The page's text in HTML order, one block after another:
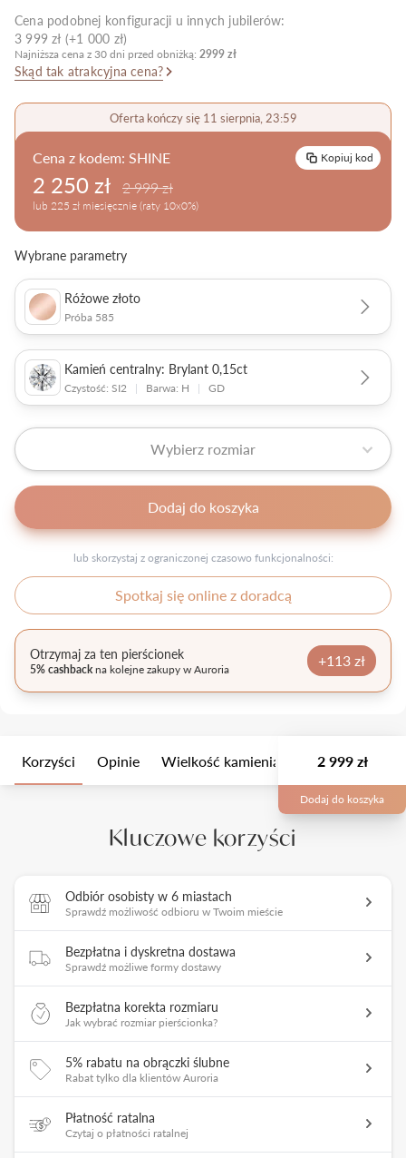
Pielęgnacja biżuterii
Cena podobnej konfiguracji u innych jubilerów:
3 999 zł (+1 000 zł)
Najniższa cena z 30 dni przed obniżką: 2999 zł
Skąd tak atrakcyjna cena?
Oferta kończy się 11 sierpnia, 23:59
Cena z kodem: SHINE Kopiuj kod
2 250 zł 2 999 zł
lub 225 zł miesięcznie (raty 10x0%)
Wybrane parametry
Różowe złoto
Próba 585
Kamień centralny: Brylant 0,15ct
Czystość: SI2 | Barwa: H | GD
Wybierz rozmiar
Dodaj do koszyka
lub skorzystaj z ograniczonej czasowo funkcjonalności:
Spotkaj się online z doradcą
Otrzymaj za ten pierścionek
5% cashbackna kolejne zakupy w Auroria +113 zł
Korzyści Opinie Wielkość kamienia Opis
2 999 zł
Dodaj do koszyka
Kluczowe korzyści
Odbiór osobisty w 6 miastach
Sprawdź możliwość odbioru w Twoim mieście
Bezpłatna i dyskretna dostawa
Sprawdź możliwe formy dostawy
Bezpłatna korekta rozmiaru
Jak wybrać rozmiar pierścionka?
5% rabatu na obrączki ślubne
Rabat tylko dla klientów Auroria
Płatność ratalna
Czytaj o płatności ratalnej